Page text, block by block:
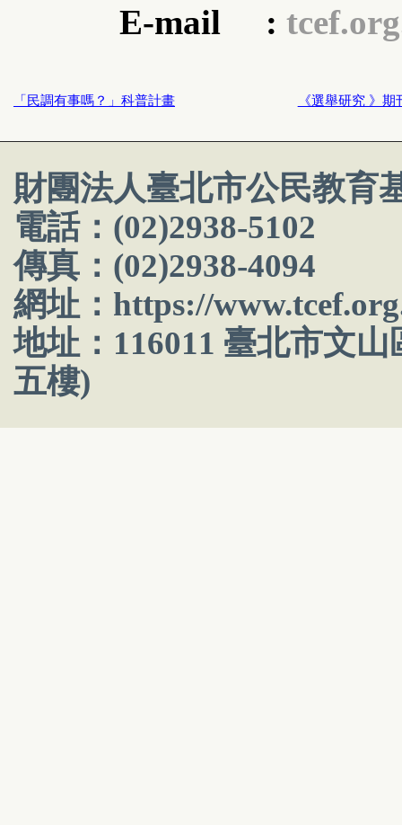
E-mail :
「民調有事嗎？」科普計畫 《選舉研究 》期
財團法人臺北市公民教育
電話：(02)2938-5102
傳真：(02)2938-4094
網址： https://
地址：116011 臺北市文
五樓)